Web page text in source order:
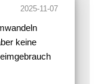
2025-11-07
keine